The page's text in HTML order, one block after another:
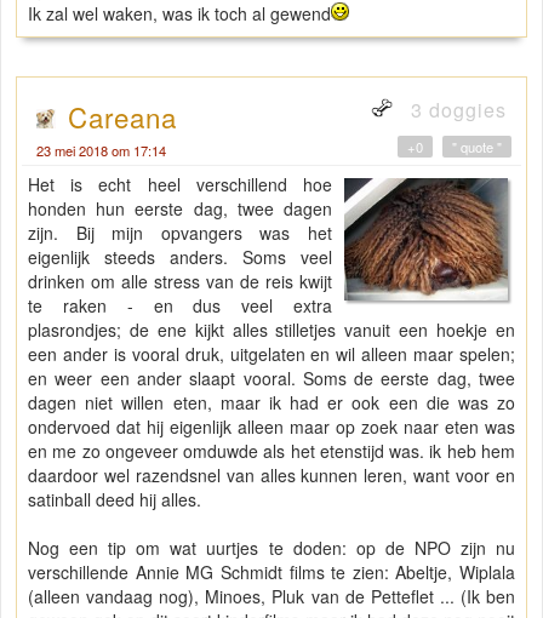
Ik zal wel waken, was ik toch al gewend
Careana 3 doggies
23 mei 2018 om 17:14 " quote "
+0
Het is echt heel verschillend hoe
honden hun eerste dag, twee dagen
zijn. Bij mijn opvangers was het
eigenlijk steeds anders. Soms veel
drinken om alle stress van de reis kwijt
te raken - en dus veel extra
plasrondjes; de ene kijkt alles stilletjes vanuit een hoekje en
een ander is vooral druk, uitgelaten en wil alleen maar spelen;
en weer een ander slaapt vooral. Soms de eerste dag, twee
dagen niet willen eten, maar ik had er ook een die was zo
ondervoed dat hij eigenlijk alleen maar op zoek naar eten was
en me zo ongeveer omduwde als het etenstijd was. ik heb hem
daardoor wel razendsnel van alles kunnen leren, want voor en
satinball deed hij alles.
Nog een tip om wat uurtjes te doden: op de NPO zijn nu
verschillende Annie MG Schmidt films te zien: Abeltje, Wiplala
(alleen vandaag nog), Minoes, Pluk van de Petteflet ... (Ik ben